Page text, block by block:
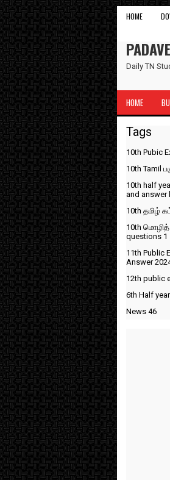
HOME
Daily TN
HOME
Tags
10th Pubic
10th Tamil
10th half
and answer
10th தமிழ்
10th மொழித்
questions 1
11th Public
Answer
12th public
6th Half
News 46